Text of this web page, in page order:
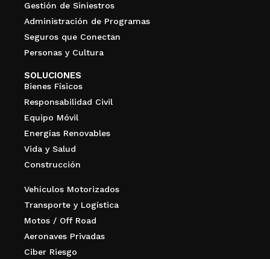
Gestión de Siniestros
Administración de Programas
Seguros que Conectan
Personas y Cultura
SOLUCIONES
Bienes Físicos
Responsabilidad Civil
Equipo Móvil
Energías Renovables
Vida y Salud
Construcción
Vehículos Motorizados
Transporte y Logística
Motos / Off Road
Aeronaves Privadas
Ciber Riesgo